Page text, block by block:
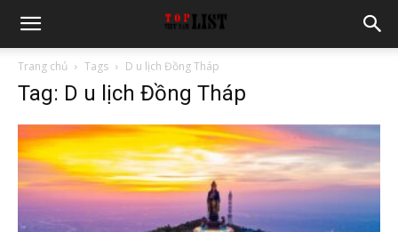
Trang chủ Tags D u lịch Đồng Tháp
Tag: D u lịch Đồng Tháp